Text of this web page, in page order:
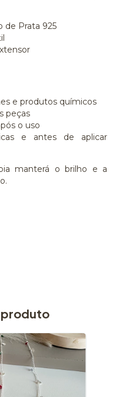
de Prata 925
e produtos químicos
peças
o uso
e antes de aplicar
manterá o brilho e a
produto